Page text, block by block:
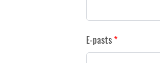
E-pasts